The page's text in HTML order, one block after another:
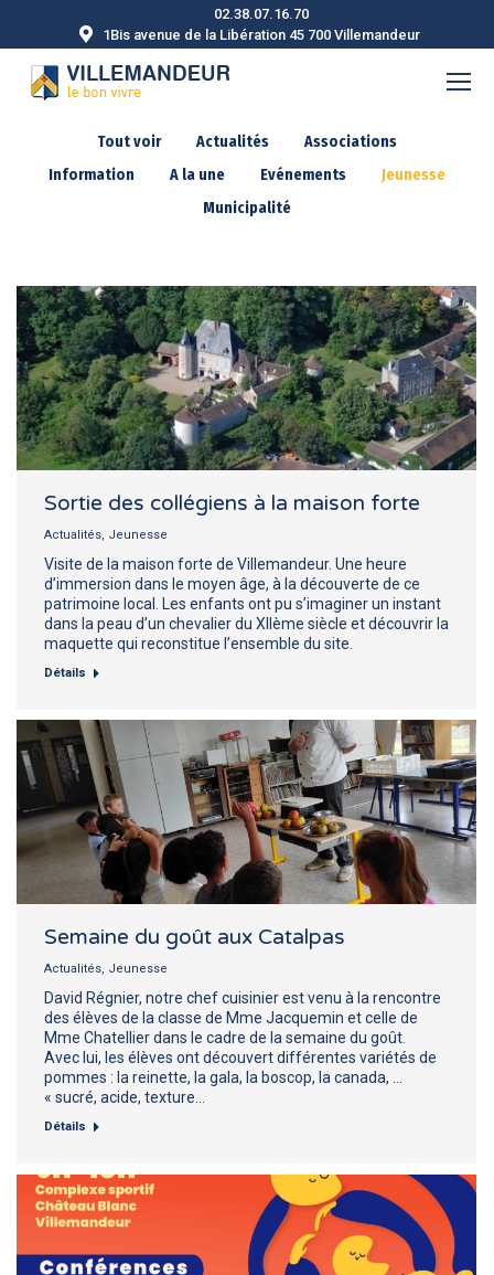
02.38.07.16.70
1Bis avenue de la Libération 45 700 Villemandeur
Tout voir Actualités
Associations
Information
A la une Evénements
Jeunesse
Municipalité
Sortie des collégiens à la maison forte
Actualités, Jeunesse
Visite de la maison forte de Villemandeur. Une heure
d’immersion dans le moyen âge, à la découverte de ce
patrimoine local. Les enfants ont pu s’imaginer un instant
dans la peau d’un chevalier du XIIème siècle et découvrir la
maquette qui reconstitue l’ensemble du site.
Détails
Semaine du goût aux Catalpas
Actualités, Jeunesse
David Régnier, notre chef cuisinier est venu à la rencontre
des élèves de la classe de Mme Jacquemin et celle de
Mme Chatellier dans le cadre de la semaine du goût.
Avec lui, les élèves ont découvert différentes variétés de
pommes : la reinette, la gala, la boscop, la canada, …
« sucré, acide, texture…
Détails